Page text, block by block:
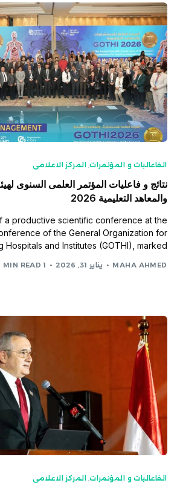
الفاعاليات و المؤتمرات, المركز الاعلامى
نتائج و فاعليات المؤتمر العلمى السنوى
والمعاهد التعليمية 2026
a productive scientific conference at the
of the General Organization for
Hospitals and Institutes (GOTHI), marked […]
MAHA AHMED يناير 31, 2026 1 MIN READ
الفاعاليات و المؤتمرات, المركز الاعلامى